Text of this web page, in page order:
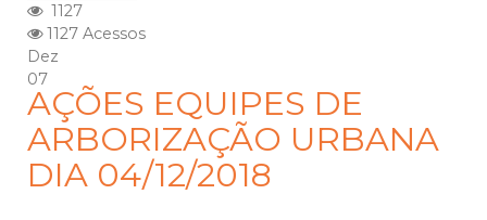
1127
1127 Acessos
Dez
07
AÇÕES EQUIPES DE
ARBORIZAÇÃO URBANA
DIA 04/12/2018